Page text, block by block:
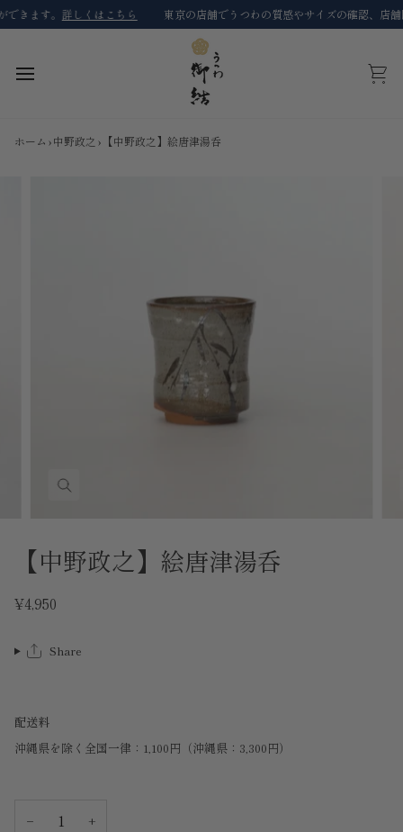
コ
ン
ます。 詳しくはこちら 東京の店舗でうつわの質感やサイズの確認、店舗限
カ
ホーム ›中野政之 › 【中野政之】絵唐津湯呑
【中野政之】絵唐津湯呑
¥4,950
Share
配送料
沖縄県を除く全国一律：1,100円（沖縄県：3,300円）
− +